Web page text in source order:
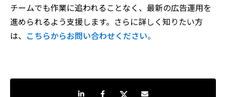
チームでも作業に追われることなく、最新の広告運用を
進められるよう支援します。さらに詳しく知りたい方
は、 こちらからお問い合わせください。
LinkedInで共有Facebookでシェア
TwitterでシェアShare by e-mail